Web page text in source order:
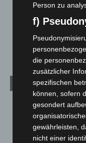
Veranstaltungen
Archiv
August 2026(14)
Juli 2026(73)
Juni 2026(139)
Person zu
f)
die
zusätzlicher
spezifischen
können, sofern
gesondert
gewährleisten,
nicht einer